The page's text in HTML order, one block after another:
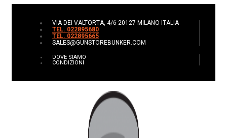
VIA DEI VALTORTA, 4/6 20127 MILANO ITALIA
TEL. 022895680
TEL. 022895665
SALES@GUNSTOREBUNKER.COM
DOVE SIAMO
CONDIZIONI